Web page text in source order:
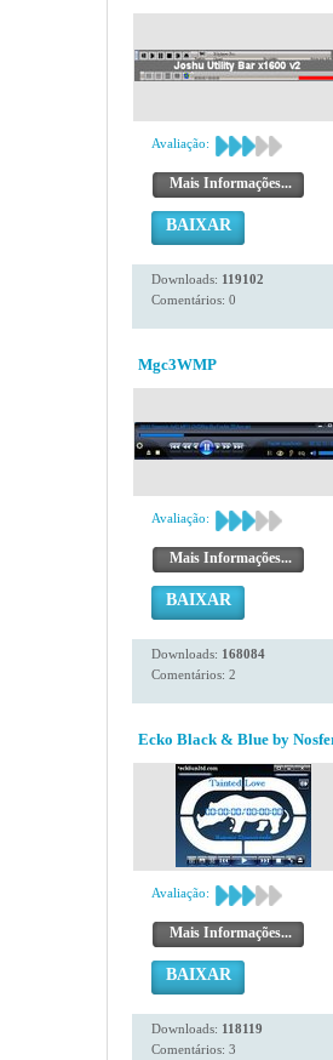
Avaliação:
Mais Informações...
BAIXAR
Downloads: 119102
Comentários: 0
Mgc3WMP
Avaliação:
Mais Informações...
BAIXAR
Downloads: 168084
Comentários: 2
Ecko Black & Blue by
Avaliação:
Mais Informações...
BAIXAR
Downloads: 118119
Comentários: 3